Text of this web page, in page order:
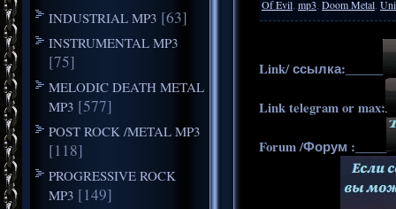
INDUSTRIAL MP3 [63]
INSTRUMENTAL MP3
[75]
MELODIC DEATH METAL
MP3 [577]
POST ROCK /METAL MP3
[118]
PROGRESSIVE ROCK
MP3 [149]
Of Evil mp3 Doom Metal
Link/ ссылка:______
Link telegram or max:
Forum /Форум :_____